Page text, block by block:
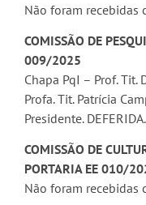
Não foram recebidas
COMISSÃO DE
009/2025
Chapa PqI – Prof. Tit.
Profa. Tit. Patrícia
Presidente. DEFERIDA.
COMISSÃO DE
PORTARIA EE 010/
Não foram recebidas